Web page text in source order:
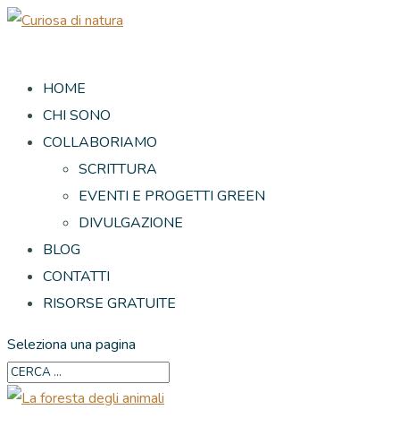
HOME
CHI SONO
COLLABORIAMO
SCRITTURA
EVENTI E PROGETTI GREEN
DIVULGAZIONE
BLOG
CONTATTI
RISORSE GRATUITE
Seleziona una pagina